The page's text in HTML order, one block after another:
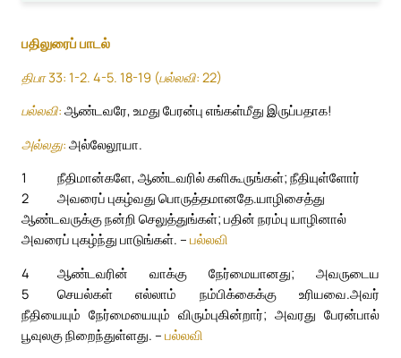
பதிலுரைப் பாடல்
திபா 33: 1-2. 4-5. 18-19 (பல்லவி: 22)
பல்லவி: ஆண்டவரே, உமது பேரன்பு எங்கள்மீது இருப்பதாக!
அல்லது: அல்லேலூயா.
1
நீதிமான்களே, ஆண்டவரில் களிகூருங்கள்; நீதியுள்ளோர்
அவரைப் புகழ்வது பொருத்தமானதே.
2
யாழிசைத்து
ஆண்டவருக்கு நன்றி செலுத்துங்கள்; பதின் நரம்பு யாழினால்
அவரைப் புகழ்ந்து பாடுங்கள். – பல்லவி
4
ஆண்டவரின் வாக்கு நேர்மையானது; அவருடைய
செயல்கள் எல்லாம் நம்பிக்கைக்கு உரியவை.
5
அவர்
நீதியையும் நேர்மையையும் விரும்புகின்றார்; அவரது பேரன்பால்
பூவுலகு நிறைந்துள்ளது. – பல்லவி